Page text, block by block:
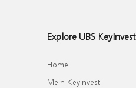
Explore UBS KeyInvest
Home
Mein KeyInvest